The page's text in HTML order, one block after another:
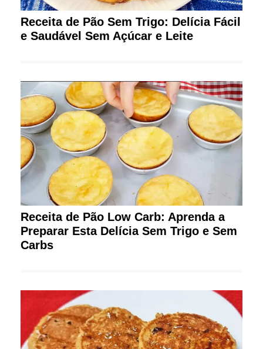
Receita de Pão Sem Trigo: Delícia Fácil
e Saudável Sem Açúcar e Leite
Receita de Pão Low Carb: Aprenda a
Preparar Esta Delícia Sem Trigo e Sem
Carbs